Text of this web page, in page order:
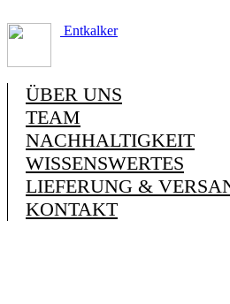
Entkalker
ÜBER UNS
TEAM
NACHHALTIGKEIT
WISSENSWERTES
LIEFERUNG &
KONTAKT